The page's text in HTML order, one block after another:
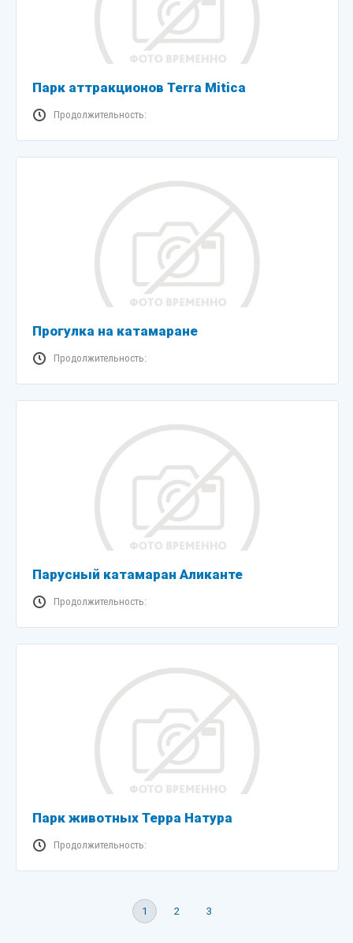
Парк аттракционов Terra Mitica
Продолжительность:
Прогулка на катамаране
Продолжительность:
Парусный катамаран Аликанте
Продолжительность:
Парк животных Терра Натура
Продолжительность:
1 2 3